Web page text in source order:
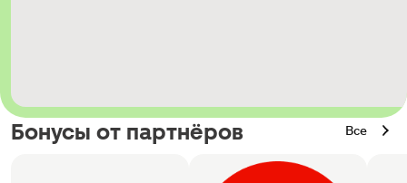
Бонусы от партнёров Все